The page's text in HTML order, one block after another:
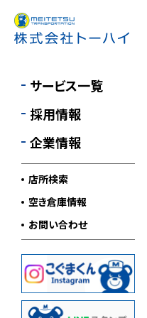
サービス一覧
採用情報
企業情報
店所検索
空き倉庫情報
お問い合わせ